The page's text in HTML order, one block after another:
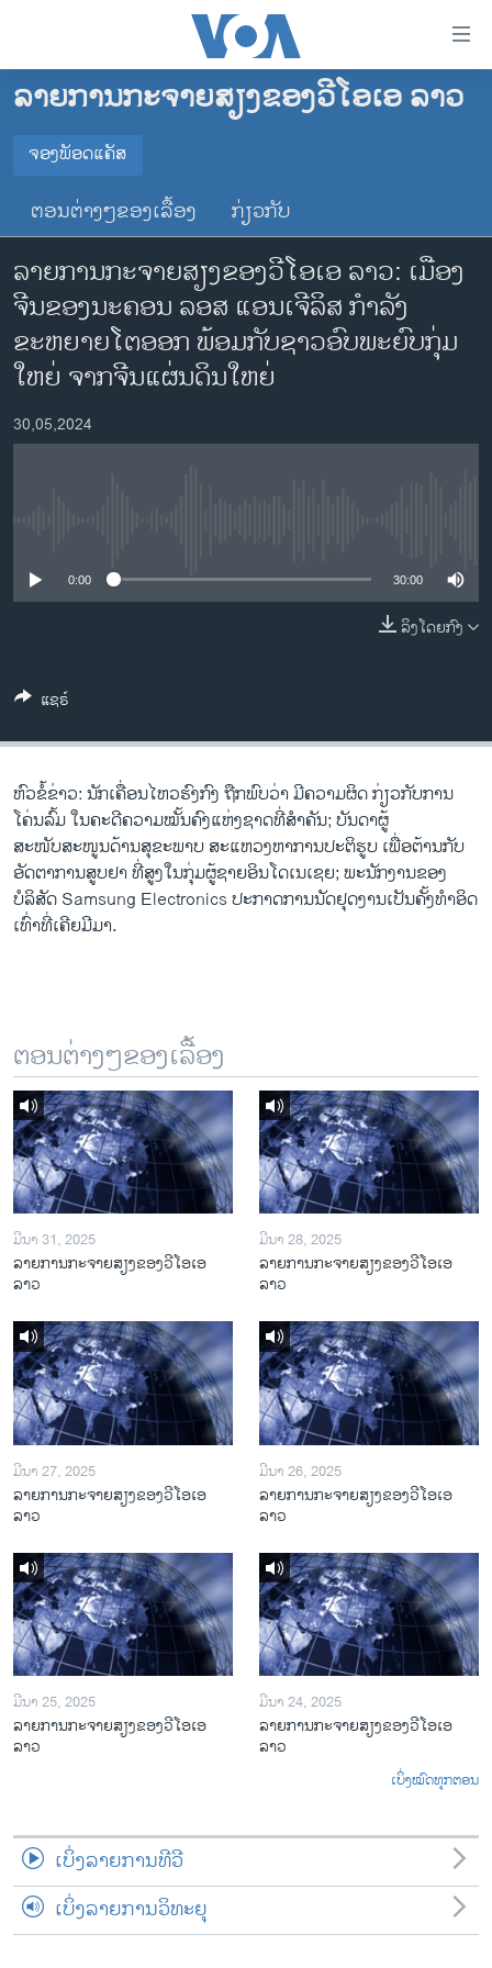
ເຂົ້າ
ຂ້າມ
ໄປ
ຊອກ
ຄົ້ນ
ໂຮມເພຈ
ລາວ
ອາເມຣິກາ
ການເລືອກຕັ້ງ ປະທານາທີບໍດີ ສະຫະລັດ 2024
ຂ່າວ​ຈີນ
ໂລກ
ເອເຊຍ
ອິດສະຫຼະພາບດ້ານການຂ່າວ
ຊີວິດຊາວລາວ
ພາສາອັງກິດ
ລາຍການກະຈາຍສຽງ
ລາຍງານ
ພາສາຕ່າງໆ
ລາຍການກະຈາຍສຽງຂອງວີໂອເອ ລາວ
ຈອງພັອດແຄັສ
ຈອງພັອດແຄັສ
YouTube
ຈອງ
ຕອນຕ່າງໆຂອງເລື້ອງ ກ່ຽວກັບ
ລາຍການກະຈາຍສຽງຂອງວີໂອເອ ລາວ: ເມືອງ
ຈີນຂອງນະຄອນ ລອສ ແອນເຈີລິສ ກຳລັງ
ຂະຫຍາຍໂຕອອກ ພ້ອມກັບຊາວອົບພະຍົບກຸ່ມ
ໃຫຍ່ ຈາກຈີນແຜ່ນດິນໃຫຍ່
30,05,2024
0:00 30:00
ລິງໂດຍກົງ
ແຊຣ໌
ຫົວຂໍ້ຂ່າວ: ນັກເຄື່ອນໄຫວຮົງກົງ ຖືກພົບວ່າ ມີຄວາມຜິດ ກ່ຽວກັບການ
ໂຄ່ນລົ້ມ ໃນຄະດີຄວາມໝັ້ນຄົງແຫ່ງຊາດທີ່ສຳຄັນ; ບັນດາຜູ້
ສະໜັບສະໜູນດ້ານສຸຂະພາບ ສະແຫວງຫາການປະຕິຮູບ ເພື່ອຕ້ານກັບ
ອັດຕາການສູບຢາ ທີ່ສູງໃນກຸ່ມຜູ້ຊາຍອິນໂດເນເຊຍ; ພະນັກງານຂອງ
ບໍລິສັດ Samsung Electronics ປະກາດການນັດຢຸດງານເປັນຄັ້ງທຳອິດ
ເທົ່າທີ່ເຄີຍມີມາ.
ຕອນຕ່າງໆຂອງເລື້ອງ
ມີນາ 31, 2025
ລາຍການກະຈາຍສຽງຂອງວີໂອເອ
ລາວ
ມີນາ 28, 2025
ລາຍການກະຈາຍສຽງຂອງວີໂອເອ
ລາວ
ມີນາ 27, 2025
ລາຍການກະຈາຍສຽງຂອງວີໂອເອ
ລາວ
ມີນາ 26, 2025
ລາຍການກະຈາຍສຽງຂອງວີໂອເອ
ລາວ
ມີນາ 25, 2025
ລາຍການກະຈາຍສຽງຂອງວີໂອເອ
ລາວ
ມີນາ 24, 2025
ລາຍການກະຈາຍສຽງຂອງວີໂອເອ
ລາວ
ເບິ່ງໝົດທຸກຕອນ
ເບິ່ງລາຍການທີວີ
ເບິ່ງລາຍການວິທະຍຸ